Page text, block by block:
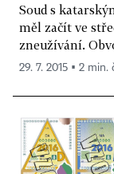
Soud s
měl začít ve
zneužívání.
29. 7. 2015 ▪ 2 min.